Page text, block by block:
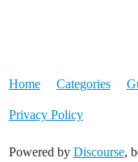
Home Categories
Privacy Policy
Powered by Discourse,